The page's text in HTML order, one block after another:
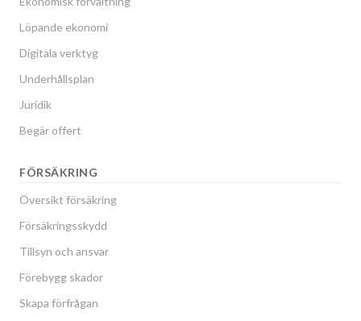
Löpande ekonomi
Digitala verktyg
Underhållsplan
Juridik
Begär offert
FÖRSÄKRING
Översikt försäkring
Försäkringsskydd
Tillsyn och ansvar
Förebygg skador
Skapa förfrågan